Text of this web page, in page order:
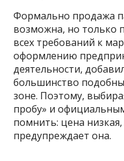
Формально продажа
возможна, но только
всех требований к
оформлению
деятельности,
большинство
зоне. Поэтому,
пробу» и
помнить: цена
предупреждает она.